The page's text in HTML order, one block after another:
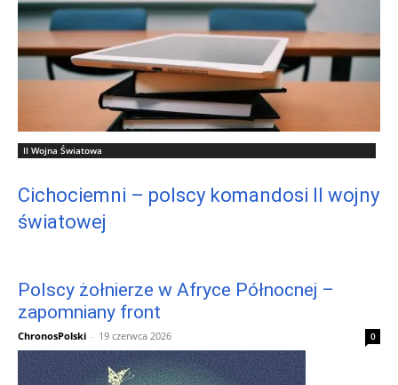
II Wojna Światowa
Cichociemni – polscy komandosi II wojny
światowej
Polscy żołnierze w Afryce Północnej –
zapomniany front
ChronosPolski - 19 czerwca 2026 0